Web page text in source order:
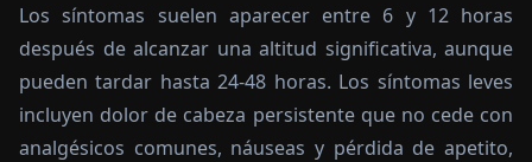
Los síntomas suelen aparecer entre 6 y 12 horas
después de alcanzar una altitud significativa, aunque
pueden tardar hasta 24-48 horas. Los síntomas leves
incluyen dolor de cabeza persistente que no cede con
analgésicos comunes, náuseas y pérdida de apetito,